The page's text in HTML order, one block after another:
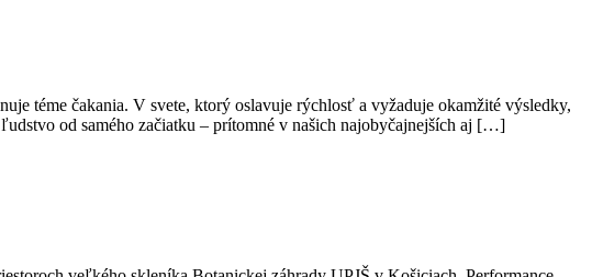
téme čakania. V svete, ktorý oslavuje rýchlosť a vyžaduje okamžité výsledky,
od samého začiatku – prítomné v našich najobyčajnejších aj […]